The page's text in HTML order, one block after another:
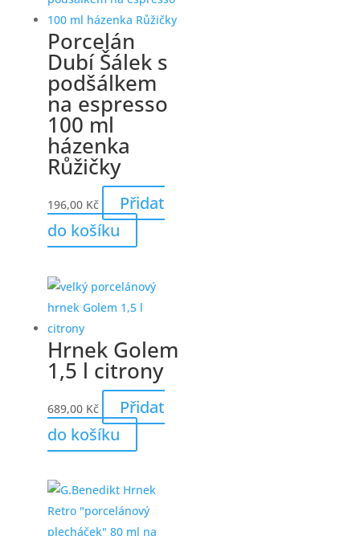
Porcelán
Dubí Šálek s
podšálkem
na espresso
100 ml
házenka
Růžičky
196,00 Kč
Přidat
do košíku
Hrnek Golem
1,5 l citrony
689,00 Kč
Přidat
do košíku